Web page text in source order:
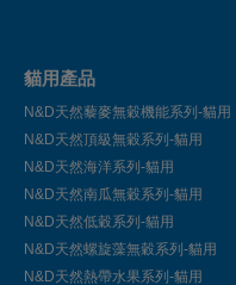
貓用產品
N&D天然藜麥無穀機能系列-貓用
N&D天然頂級無穀系列-貓用
N&D天然海洋系列-貓用
N&D天然南瓜無穀系列-貓用
N&D天然低穀系列-貓用
N&D天然螺旋藻無穀系列-貓用
N&D天然熱帶水果系列-貓用